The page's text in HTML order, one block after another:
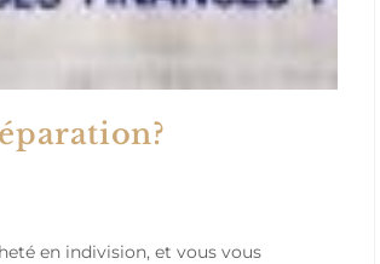
en indivision, et vous vous